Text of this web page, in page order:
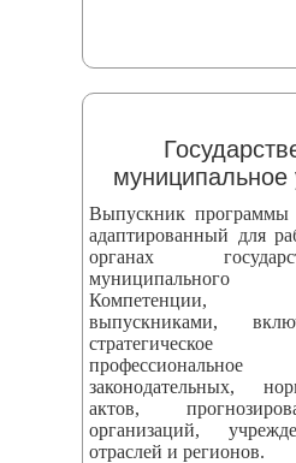
муниципальное
Выпускник программы
адаптированный для
органах
Компетенции,
выпускниками,
законодательных,
актов,
организаций,
отраслей и регионов.